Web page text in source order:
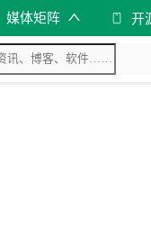
媒体矩阵 开